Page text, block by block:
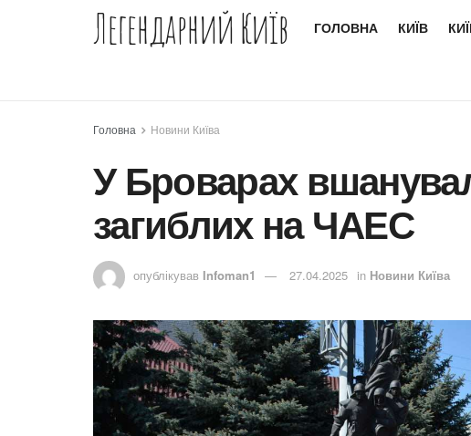
Легендарний Київ ГОЛОВНА КИЇВ
Головна Новини Київа
У Броварах
загиблих на ЧАЕС
опублікував Infoman1 27.04.2025 in Новини Київа